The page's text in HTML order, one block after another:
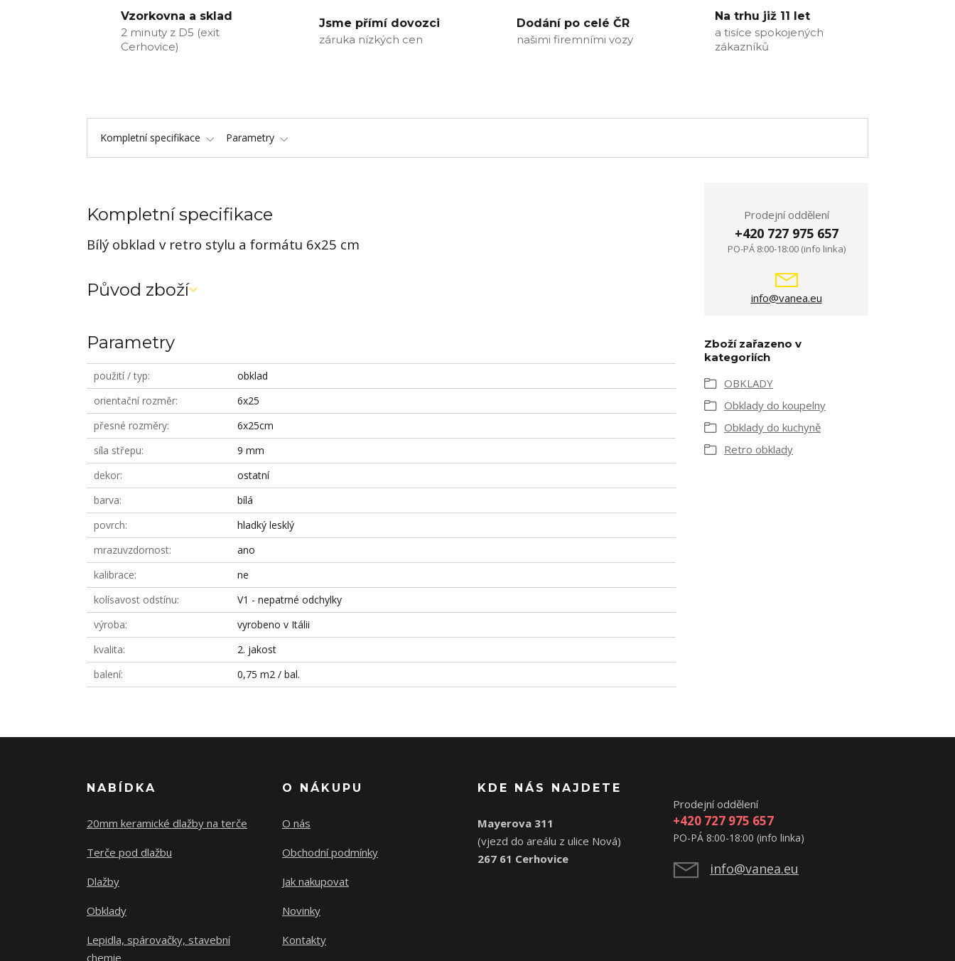
Vzorkovna a sklad
2 minuty z D5 (exit
Cerhovice)
Jsme přímí dovozci
záruka nízkých cen
Dodání po celé ČR
našimi firemními vozy
Na trhu již 11 let
a tisíce spokojených
zákazníků
Kompletní specifikace Parametry
Kompletní specifikace
Bílý obklad v retro stylu a formátu 6x25 cm
Původ zboží
Parametry
použití / typ
obklad
orientační rozměr
6x25
přesné rozměry
6x25cm
síla střepu
9 mm
dekor
ostatní
barva
bílá
povrch
hladký lesklý
mrazuvzdornost
ano
kalibrace
ne
kolísavost odstínu
V1 - nepatrné odchylky
výroba
vyrobeno v Itálii
kvalita
2. jakost
balení
0,75 m2 / bal.
Prodejní oddělení
+420 727 975 657
PO-PÁ 8:00-18:00 (info linka)
info@vanea.eu
Zboží zařazeno v
kategoriích
OBKLADY
Obklady do koupelny
Obklady do kuchyně
Retro obklady
NABÍDKA
20mm keramické dlažby na terče
Terče pod dlažbu
Dlažby
Obklady
Lepidla, spárovačky, stavební
chemie
O NÁKUPU
O nás
Obchodní podmínky
Jak nakupovat
Novinky
Kontakty
KDE NÁS NAJDETE
Mayerova 311
(vjezd do areálu z ulice Nová)
267 61 Cerhovice
Prodejní oddělení
+420 727 975 657
PO-PÁ 8:00-18:00 (info linka)
info@vanea.eu